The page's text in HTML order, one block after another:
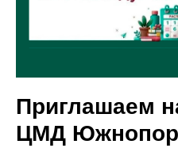
Приглашаем
ЦМД